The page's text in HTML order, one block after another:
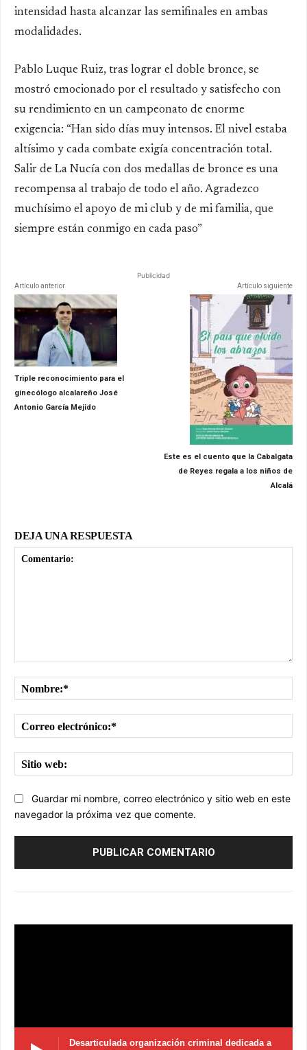
intensidad hasta alcanzar las semifinales en ambas
modalidades.
Pablo Luque Ruiz, tras lograr el doble bronce, se
mostró emocionado por el resultado y satisfecho con
su rendimiento en un campeonato de enorme
exigencia: “Han sido días muy intensos. El nivel estaba
altísimo y cada combate exigía concentración total.
Salir de La Nucía con dos medallas de bronce es una
recompensa al trabajo de todo el año. Agradezco
muchísimo el apoyo de mi club y de mi familia, que
siempre están conmigo en cada paso”
Publicidad
Artículo anterior
Triple reconocimiento para el
ginecólogo alcalareño José
Antonio García Mejido
Artículo siguiente
Este es el cuento que la Cabalgata
de Reyes regala a los niños de
Alcalá
DEJA UNA RESPUESTA
Guardar mi nombre, correo electrónico y sitio web en este
navegador la próxima vez que comente.
Desarticulada organización criminal dedicada a